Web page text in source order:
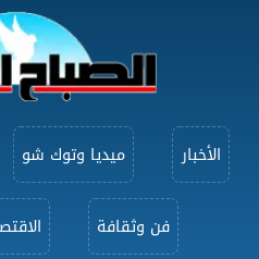
الأخبار ميديا وتوك شو
فن وثقافة